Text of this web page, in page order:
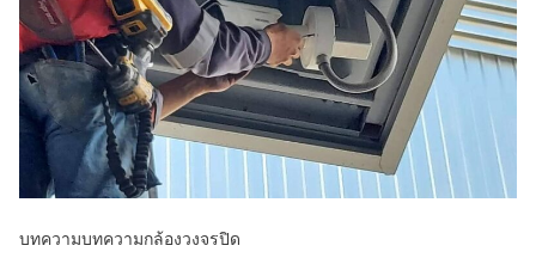
บทความบทความกล้องวงจรปิด